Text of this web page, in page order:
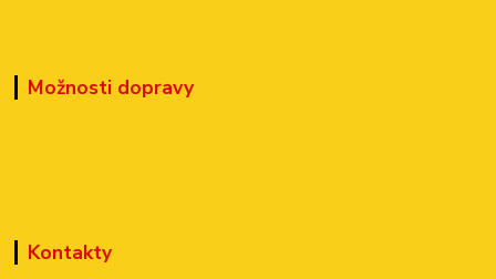
Možnosti dopravy
Kontakty